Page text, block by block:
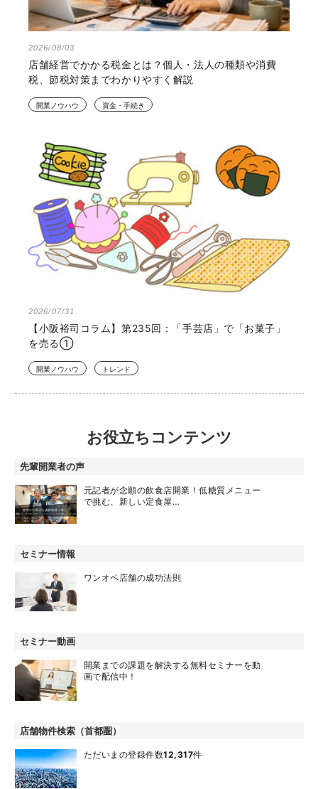
2026/08/03
店舗経営でかかる税金とは？個人・法人の種類や消費
税、節税対策までわかりやすく解説
開業ノウハウ 資金・手続き
2026/07/31
【小阪裕司コラム】第235回：「手芸店」で「お菓子」
を売る①
開業ノウハウ トレンド
お役立ちコンテンツ
先輩開業者の声
元記者が念願の飲食店開業！低糖質メニュー
で挑む、新しい定食屋…
セミナー情報
ワンオペ店舗の成功法則
セミナー動画
開業までの課題を解決する無料セミナーを動
画で配信中！
店舗物件検索（首都圏）
ただいまの登録件数12,317件